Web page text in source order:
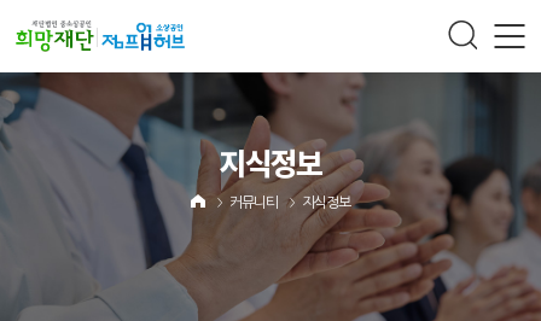
지식정보
커뮤니티 지식정보